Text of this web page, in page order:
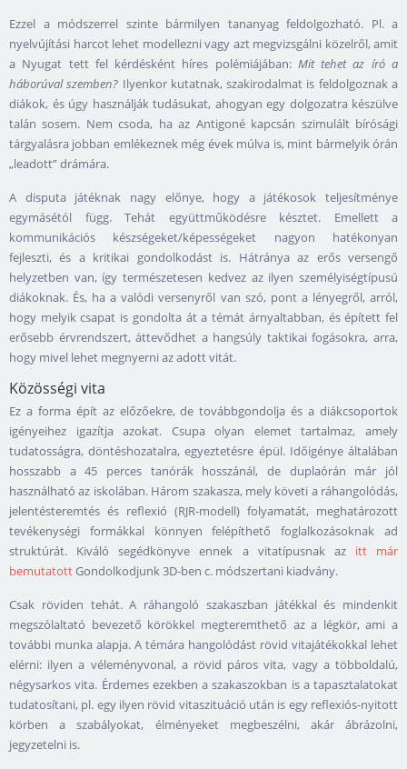
Ezzel a módszerrel szinte bármilyen tananyag feldolgozható. Pl. a
nyelvújítási harcot lehet modellezni vagy azt megvizsgálni közelről, amit
a Nyugat tett fel kérdésként híres polémiájában: Mit tehet az író a
háborúval szemben? Ilyenkor kutatnak, szakirodalmat is feldolgoznak a
diákok, és úgy használják tudásukat, ahogyan egy dolgozatra készülve
talán sosem. Nem csoda, ha az Antigoné kapcsán szimulált bírósági
tárgyalásra jobban emlékeznek még évek múlva is, mint bármelyik órán
„leadott” drámára.
A disputa játéknak nagy előnye, hogy a játékosok teljesítménye
egymásétól függ. Tehát együttműködésre késztet. Emellett a
kommunikációs készségeket/képességeket nagyon hatékonyan
fejleszti, és a kritikai gondolkodást is. Hátránya az erős versengő
helyzetben van, így természetesen kedvez az ilyen személyiségtípusú
diákoknak. És, ha a valódi versenyről van szó, pont a lényegről, arról,
hogy melyik csapat is gondolta át a témát árnyaltabban, és épített fel
erősebb érvrendszert, áttevődhet a hangsúly taktikai fogásokra, arra,
hogy mivel lehet megnyerni az adott vitát.
Közösségi vita
Ez a forma épít az előzőekre, de továbbgondolja és a diákcsoportok
igényeihez igazítja azokat. Csupa olyan elemet tartalmaz, amely
tudatosságra, döntéshozatalra, egyeztetésre épül. Időigénye általában
hosszabb a 45 perces tanórák hosszánál, de duplaórán már jól
használható az iskolában. Három szakasza, mely követi a ráhangolódás,
jelentésteremtés és reflexió (RJR-modell) folyamatát, meghatározott
tevékenységi formákkal könnyen felépíthető foglalkozásoknak ad
struktúrát. Kiváló segédkönyve ennek a vitatípusnak az itt már
bemutatottGondolkodjunk 3D-ben c. módszertani kiadvány.
Csak röviden tehát. A ráhangoló szakaszban játékkal és mindenkit
megszólaltató bevezető körökkel megteremthető az a légkör, ami a
további munka alapja. A témára hangolódást rövid vitajátékokkal lehet
elérni: ilyen a véleményvonal, a rövid páros vita, vagy a többoldalú,
négysarkos vita. Érdemes ezekben a szakaszokban is a tapasztalatokat
tudatosítani, pl. egy ilyen rövid vitaszituáció után is egy reflexiós-nyitott
körben a szabályokat, élményeket megbeszélni, akár ábrázolni,
jegyzetelni is.